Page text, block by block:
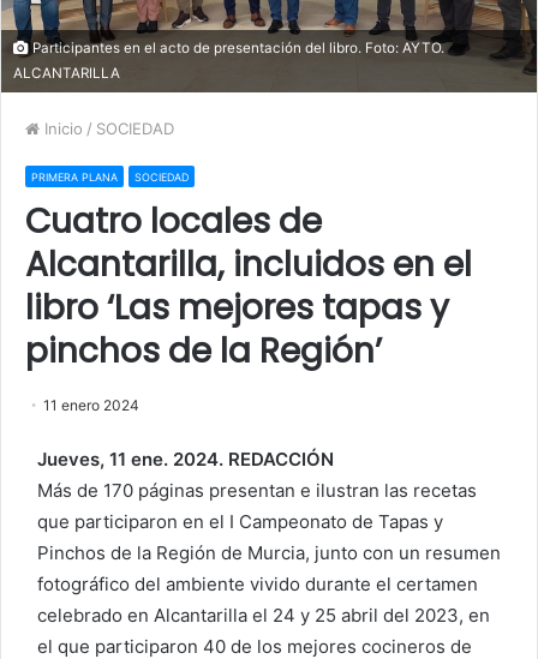
Participantes en el acto de presentación del libro. Foto: AYTO.
ALCANTARILLA
Inicio / SOCIEDAD
PRIMERA PLANA SOCIEDAD
Cuatro locales de
Alcantarilla, incluidos en el
libro ‘Las mejores tapas y
pinchos de la Región’
11 enero 2024
Jueves, 11 ene. 2024. REDACCIÓN
Más de 170 páginas presentan e ilustran las recetas
que participaron en el I Campeonato de Tapas y
Pinchos de la Región de Murcia, junto con un resumen
fotográfico del ambiente vivido durante el certamen
celebrado en Alcantarilla el 24 y 25 abril del 2023, en
el que participaron 40 de los mejores cocineros de